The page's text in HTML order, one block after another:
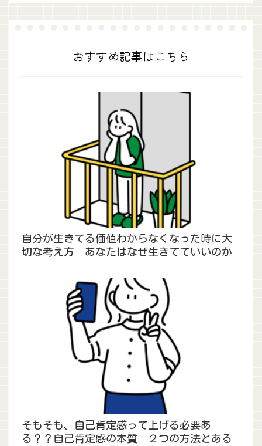
おすすめ記事はこちら
自分が生きてる価値わからなくなった時に大
切な考え方 あなたはなぜ生きてていいのか
そもそも、自己肯定感って上げる必要あ
る？？自己肯定感の本質 ２つの方法とある